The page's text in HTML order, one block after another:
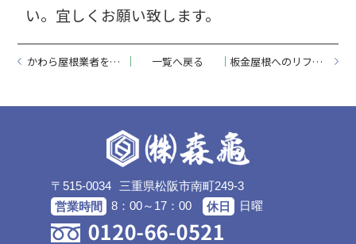
い。宜しくお願い致します。
かわら屋根業者を選ぶポイントとは？ 一覧へ戻る 板金屋根へのリフォーム工事のご紹介
〒515-0034
三重県松阪市南町249-3
営業時間
8：00～17：00 休日 日曜